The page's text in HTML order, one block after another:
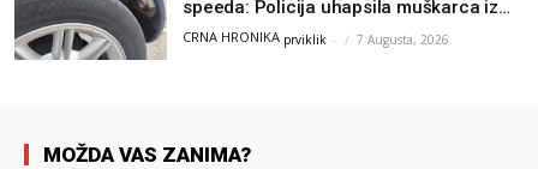
speeda: Policija uhapsila muškarca iz
Hercegovine
CRNA HRONIKA prviklik - 7 Augusta, 2026
MOŽDA VAS ZANIMA?